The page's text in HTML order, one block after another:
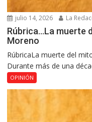
julio 14, 2026 La
Rúbrica…La muerte
Moreno
RúbricaLa muerte del
Durante más de una
OPINIÓN